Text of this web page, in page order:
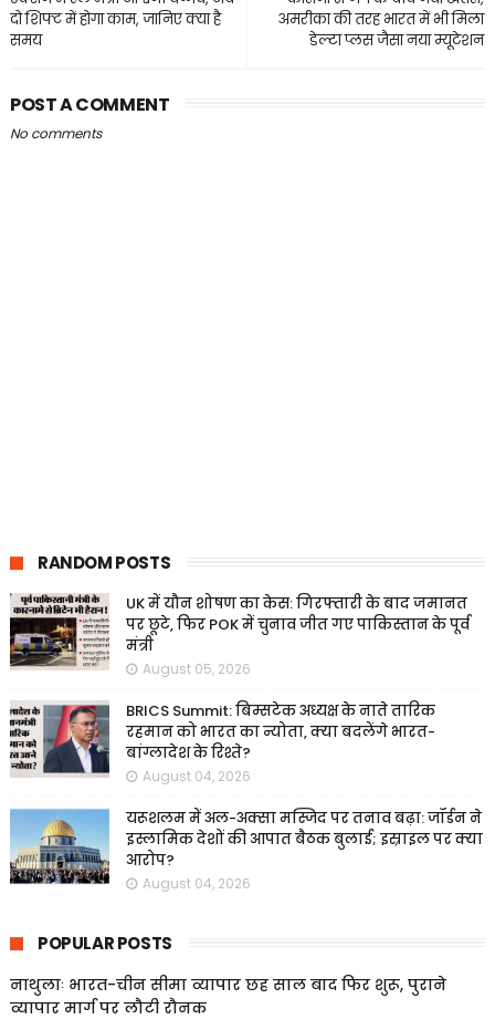
अमरीका की तरह भारत में भी मिला
डेल्टा प्लस जैसा नया म्यूटेशन
दो शिफ्ट में होगा काम, जानिए क्या है
समय
POST A COMMENT
No comments
RANDOM POSTS
UK में यौन शोषण का केस: गिरफ्तारी के बाद जमानत
पर छूटे, फिर POK में चुनाव जीत गए पाकिस्तान के पूर्व
मंत्री
August 05, 2026
BRICS Summit: बिम्सटेक अध्यक्ष के नाते तारिक
रहमान को भारत का न्योता, क्या बदलेंगे भारत-
बांग्लादेश के रिश्ते?
August 04, 2026
यरूशलम में अल-अक्सा मस्जिद पर तनाव बढ़ा: जॉर्डन ने
इस्लामिक देशों की आपात बैठक बुलाई; इस्राइल पर क्या
आरोप?
August 04, 2026
POPULAR POSTS
नाथुलाः भारत-चीन सीमा व्यापार छह साल बाद फिर शुरू, पुराने
व्यापार मार्ग पर लौटी रौनक